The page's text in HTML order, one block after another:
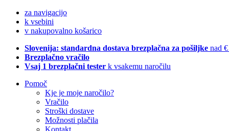
za navigacijo
k vsebini
v nakupovalno košarico
Slovenija: standardna dostava brezplačna za pošiljke nad
Brezplačno vračilo
Vsaj 1 brezplačni tester k vsakemu naročilu
Pomoč
Kje je moje naročilo?
Vračilo
Stroški dostave
Možnosti plačila
Kontakt